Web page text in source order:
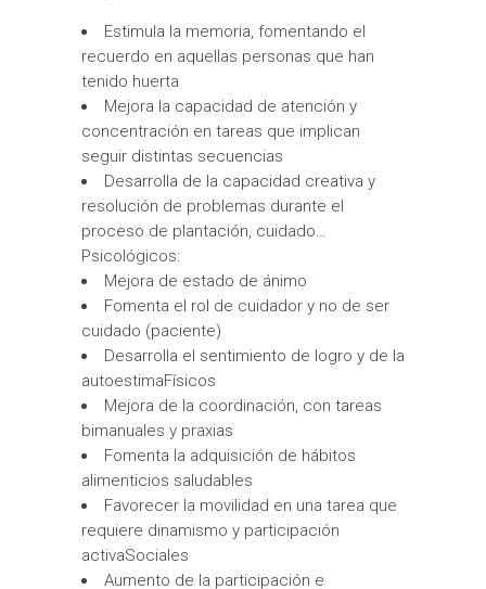
Estimula la memoria, fomentando el
recuerdo en aquellas personas que han
tenido huerta
Mejora la capacidad de atención y
concentración en tareas que implican
seguir distintas secuencias
Desarrolla de la capacidad creativa y
resolución de problemas durante el
proceso de plantación, cuidado…
Psicológicos:
Mejora de estado de ánimo
Fomenta el rol de cuidador y no de ser
cuidado (paciente)
Desarrolla el sentimiento de logro y de la
autoestimaFísicos
Mejora de la coordinación, con tareas
bimanuales y praxias
Fomenta la adquisición de hábitos
alimenticios saludables
Favorecer la movilidad en una tarea que
requiere dinamismo y participación
activaSociales
Aumento de la participación e